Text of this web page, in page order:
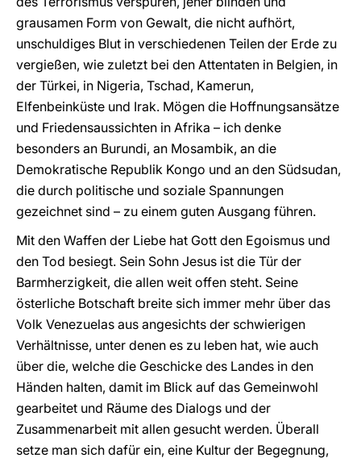
grausamen Form von Gewalt, die nicht aufhört,
unschuldiges Blut in verschiedenen Teilen der Erde zu
vergießen, wie zuletzt bei den Attentaten in Belgien, in
der Türkei, in Nigeria, Tschad, Kamerun,
Elfenbeinküste und Irak. Mögen die Hoffnungsansätze
und Friedensaussichten in Afrika – ich denke
besonders an Burundi, an Mosambik, an die
Demokratische Republik Kongo und an den Südsudan,
die durch politische und soziale Spannungen
gezeichnet sind – zu einem guten Ausgang führen.
Mit den Waffen der Liebe hat Gott den Egoismus und
den Tod besiegt. Sein Sohn Jesus ist die Tür der
Barmherzigkeit, die allen weit offen steht. Seine
österliche Botschaft breite sich immer mehr über das
Volk Venezuelas aus angesichts der schwierigen
Verhältnisse, unter denen es zu leben hat, wie auch
über die, welche die Geschicke des Landes in den
Händen halten, damit im Blick auf das Gemeinwohl
gearbeitet und Räume des Dialogs und der
Zusammenarbeit mit allen gesucht werden. Überall
setze man sich dafür ein, eine Kultur der Begegnung,